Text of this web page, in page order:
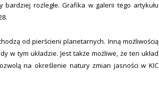
bardziej rozległe. Grafika w galerii tego artykułu
od pierścieni planetarnych. Inną możliwością
w tym układzie. Jest także możliwe, że ten układ
na określenie natury zmian jasności w KIC